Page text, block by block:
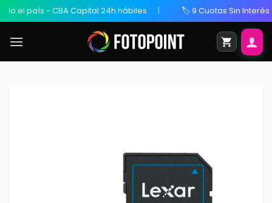
el país - CBA Capital 24h hábiles 🏷️ 9 Cuotas Sin Interés /